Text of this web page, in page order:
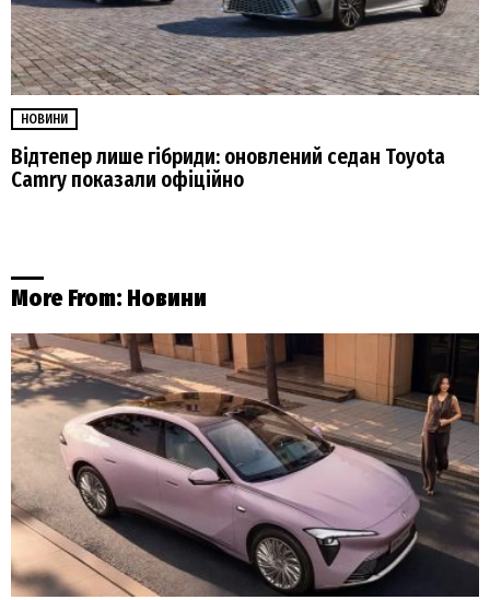
НОВИНИ
Відтепер лише гібриди: оновлений седан Toyota
Camry показали офіційно
More From: Новини